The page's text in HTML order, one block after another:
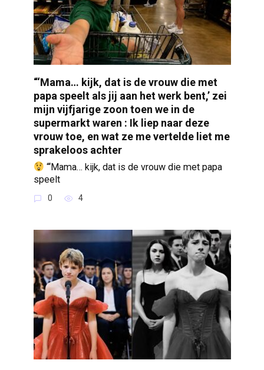
“‘Mama… kijk, dat is de vrouw die met
papa speelt als jij aan het werk bent,’ zei
mijn vijfjarige zoon toen we in de
supermarkt waren : Ik liep naar deze
vrouw toe, en wat ze me vertelde liet me
sprakeloos achter
“‘Mama… kijk, dat is de vrouw die met papa
speelt
0 4